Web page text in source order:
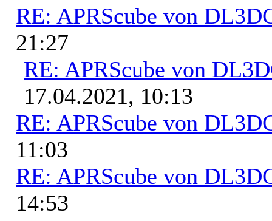
RE: APRScube von
21:27
RE: APRScube von
17.04.2021, 10:13
RE: APRScube von
11:03
RE: APRScube von
14:53